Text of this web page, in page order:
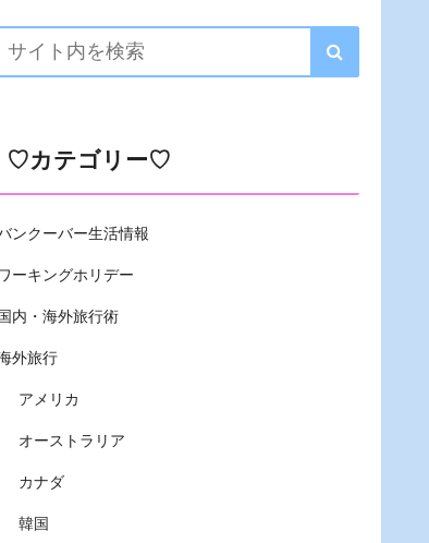
♡カテゴリー♡
ンクーバー生活情報
ーキングホリデー
国内・海外旅行術
外旅行
アメリカ
オーストラリア
カナダ
韓国